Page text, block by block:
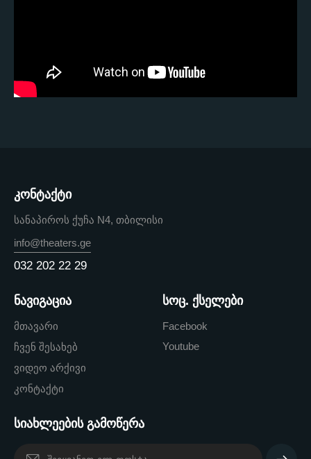
კონტაქტი
სანაპიროს ქუჩა N4, თბილისი
info@theaters.ge
032 202 22 29
ნავიგაცია
მთავარი
ჩვენ შესახებ
ვიდეო არქივი
კონტაქტი
სოც. ქსელები
Facebook
Youtube
სიახლეების გამოწერა